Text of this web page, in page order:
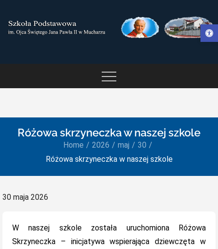
Otwórz pasek narzędzi
content
OJCA ŚWIĘTEGO JANA
Różowa skrzyneczka w naszej szkole
Home 2026 maj
30
Różowa skrzyneczka w naszej szkole
Posted
30 maja 2026
W naszej szkole została uruchomiona Różowa
Skrzyneczka – inicjatywa wspierająca dziewczęta w